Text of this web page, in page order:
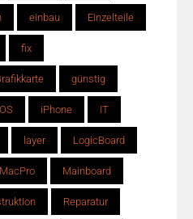
einbau Einzelteile
fix
günstig
iPhone IT
layer LogicBoard
MacPro Mainboard
Reparatur